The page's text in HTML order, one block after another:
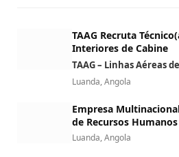
TAAG Recruta
Interiores de Cabine
TAAG – Linhas Aéreas
Luanda, Angola
Empresa
de Recursos Humanos
Luanda, Angola